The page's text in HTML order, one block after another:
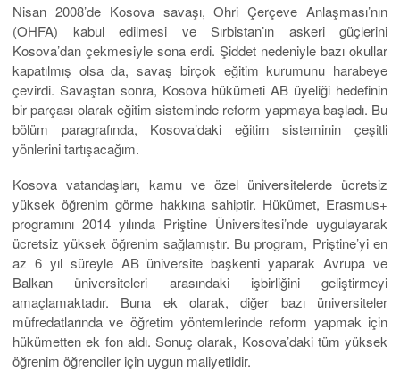
Nisan 2008’de Kosova savaşı, Ohri Çerçeve Anlaşması’nın
(OHFA) kabul edilmesi ve Sırbistan’ın askeri güçlerini
Kosova’dan çekmesiyle sona erdi. Şiddet nedeniyle bazı okullar
kapatılmış olsa da, savaş birçok eğitim kurumunu harabeye
çevirdi. Savaştan sonra, Kosova hükümeti AB üyeliği hedefinin
bir parçası olarak eğitim sisteminde reform yapmaya başladı. Bu
bölüm paragrafında, Kosova’daki eğitim sisteminin çeşitli
yönlerini tartışacağım.
Kosova vatandaşları, kamu ve özel üniversitelerde ücretsiz
yüksek öğrenim görme hakkına sahiptir. Hükümet, Erasmus+
programını 2014 yılında Priştine Üniversitesi’nde uygulayarak
ücretsiz yüksek öğrenim sağlamıştır. Bu program, Priştine’yi en
az 6 yıl süreyle AB üniversite başkenti yaparak Avrupa ve
Balkan üniversiteleri arasındaki işbirliğini geliştirmeyi
amaçlamaktadır. Buna ek olarak, diğer bazı üniversiteler
müfredatlarında ve öğretim yöntemlerinde reform yapmak için
hükümetten ek fon aldı. Sonuç olarak, Kosova’daki tüm yüksek
öğrenim öğrenciler için uygun maliyetlidir.